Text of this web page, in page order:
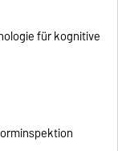
für kognitive